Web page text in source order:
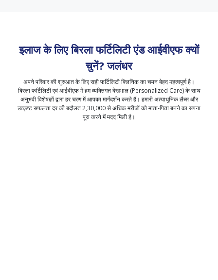
इलाज के लिए बिरला फर्टिलिटी एंड आईवीएफ क्यों
चुनें? जलंधर
अपने परिवार की शुरुआत के लिए सही फर्टिलिटी क्लिनिक का चयन बेहद महत्वपूर्ण है।
बिरला फर्टिलिटी एवं आईवीएफ में हम व्यक्तिगत देखभाल (Personalized Care) के साथ
अनुभवी विशेषज्ञों द्वारा हर चरण में आपका मार्गदर्शन करते हैं। हमारी अत्याधुनिक लैब्स और
उत्कृष्ट सफलता दर की बदौलत 2,30,000 से अधिक मरीजों को माता-पिता बनने का सपना
पूरा करने में मदद मिली है।